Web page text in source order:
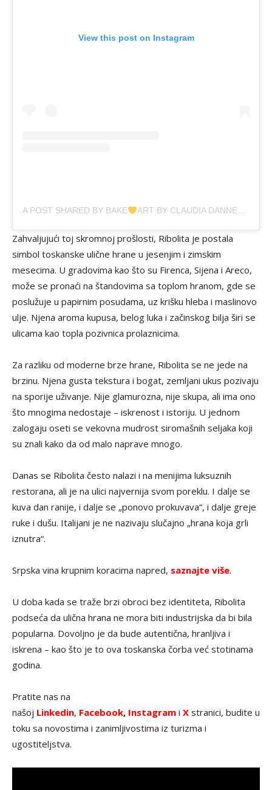
View this post on Instagram
A POST SHARED BY BAKE ART BY CLAUDIA DANNER (@MYCLAUD.KITCHENSTORIES)
Zahvaljujući toj skromnoj prošlosti, Ribolita je postala
simbol toskanske ulične hrane u jesenjim i zimskim
mesecima. U gradovima kao što su Firenca, Sijena i Areco,
može se pronaći na štandovima sa toplom hranom, gde se
poslužuje u papirnim posudama, uz krišku hleba i maslinovo
ulje. Njena aroma kupusa, belog luka i začinskog bilja širi se
ulicama kao topla pozivnica prolaznicima.
Za razliku od moderne brze hrane, Ribolita se ne jede na
brzinu. Njena gusta tekstura i bogat, zemljani ukus pozivaju
na sporije uživanje. Nije glamurozna, nije skupa, ali ima ono
što mnogima nedostaje – iskrenost i istoriju. U jednom
zalogaju oseti se vekovna mudrost siromašnih seljaka koji
su znali kako da od malo naprave mnogo.
Danas se Ribolita često nalazi i na menijima luksuznih
restorana, ali je na ulici najvernija svom poreklu. I dalje se
kuva dan ranije, i dalje se „ponovo prokuvava“, i dalje greje
ruke i dušu. Italijani je ne nazivaju slučajno „hrana koja grli
iznutra“.
Srpska vina krupnim koracima napred, saznajte više.
U doba kada se traže brzi obroci bez identiteta, Ribolita
podseća da ulična hrana ne mora biti industrijska da bi bila
popularna. Dovoljno je da bude autentična, hranljiva i
iskrena – kao što je to ova toskanska čorba već stotinama
godina.
Pratite nas na
našoj Linkedin, Facebook, Instagram i X stranici, budite u
toku sa novostima i zanimljivostima iz turizma i
ugostiteljstva.